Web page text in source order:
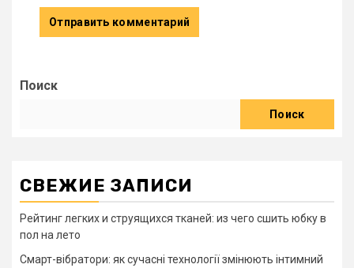
Поиск
Поиск
СВЕЖИЕ ЗАПИСИ
Рейтинг легких и струящихся тканей: из чего сшить юбку в
пол на лето
Смарт-вібратори: як сучасні технології змінюють інтимний